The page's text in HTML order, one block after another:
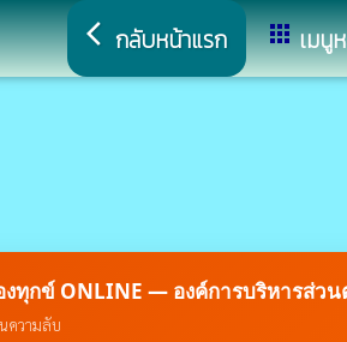
arrow_back_ios กลับหน้าแรก appsเมนู
งทุกข์ ONLINE — องค์การบริหารส่ว
ความลับ